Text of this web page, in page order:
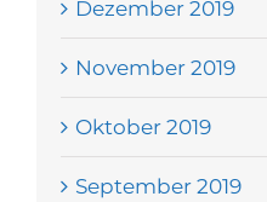
Dezember 2019
November 2019
Oktober 2019
September 2019